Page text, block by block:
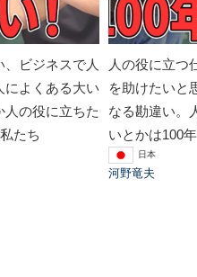
、ビジネスで人
によくある大い
人の役に立ちた
たち
人の役に立つ
を助けたいと
なる勘違い。
いとかは100
日本
河野竜夫